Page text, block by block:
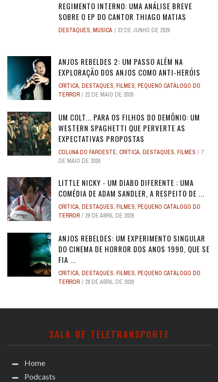
REGIMENTO INTERNO: UMA ANÁLISE BREVE
SOBRE O EP DO CANTOR THIAGO MATIAS
DESTAQUES, MÚSICA 22 DE JUNHO DE 2026
ANJOS REBELDES 2: UM PASSO ALÉM NA
EXPLORAÇÃO DOS ANJOS COMO ANTI-HERÓIS
CRÍTICA, DESTAQUES, FILMES, PEQUENO CATÁLOGO DO
TERROR
22 DE MAIO DE 2026
UM COLT... PARA OS FILHOS DO DEMÔNIO: UM
WESTERN SPAGHETTI QUE PERVERTE AS
EXPECTATIVAS PROPOSTAS
COLUNA DO FAROESTE, CRÍTICA, DESTAQUES, FILMES
7
DE MAIO DE 2026
LITTLE NICKY - UM DIABO DIFERENTE : UMA
COMÉDIA DE ADAM SANDLER, A RESPEITO DE ...
CRÍTICA, DESTAQUES, FILMES, PEQUENO CATÁLOGO DO
TERROR
29 DE ABRIL DE 2026
ANJOS REBELDES: UM EXPERIMENTO SINGULAR
DO CINEMA DE HORROR DOS ANOS 1990, QUE SE
FIA ...
CRÍTICA, DESTAQUES, FILMES, PEQUENO CATÁLOGO DO
TERROR
28 DE ABRIL DE 2026
SALA DE TELETRANSPORTE
Home
Podcasts